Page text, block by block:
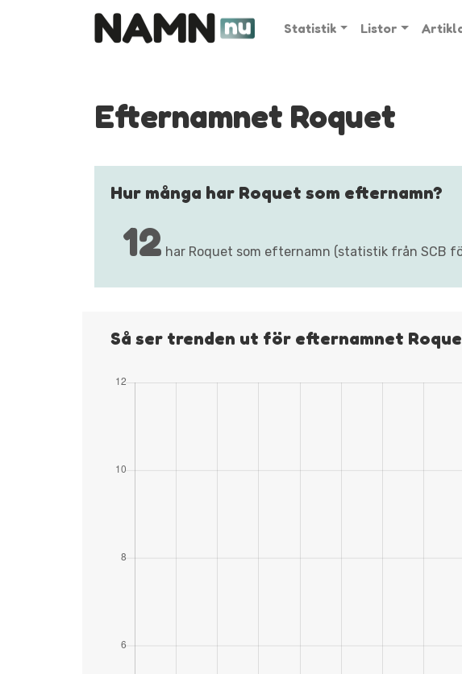
Statistik Listor
Efternamnet Roquet
Hur många har Roquet som efternamn?
12 har Roquet som efternamn (statistik från SCB
Så ser trenden ut för efternamnet